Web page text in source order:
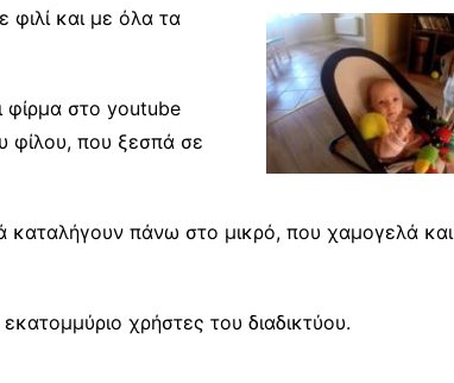
φιλί και με όλα τα
φίρμα στο youtube
φίλου, που ξεσπά σε
καταλήγουν πάνω στο μικρό, που χαμογελά και
χρήστες του διαδικτύου.